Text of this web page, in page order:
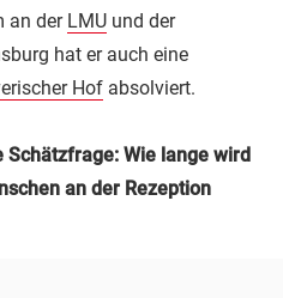
an der LMU und der
hat er auch eine
Hof absolviert.
Schätzfrage: Wie lange wird
an der Rezeption